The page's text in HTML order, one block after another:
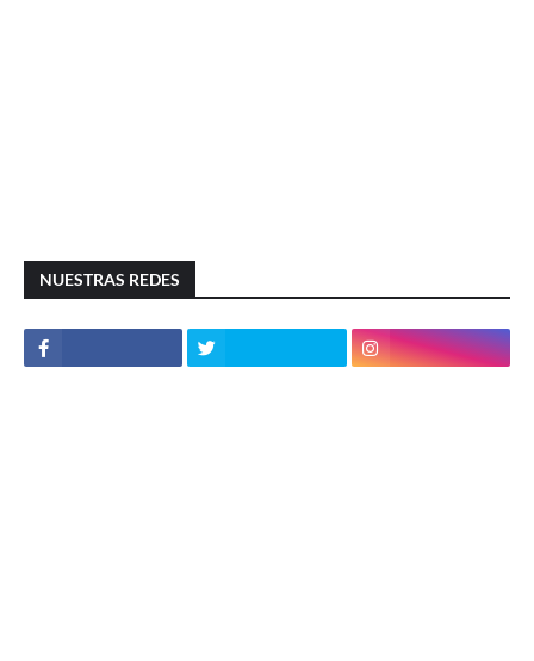
NUESTRAS REDES